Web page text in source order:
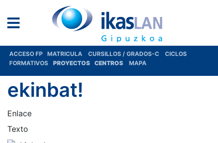
ACCESO FP MATRICULA CURSILLOS / GRADOS-C
CICLOS
FORMATIVOS
PROYECTOS CENTROS MAPA
ekinbat!
Enlace
Texto